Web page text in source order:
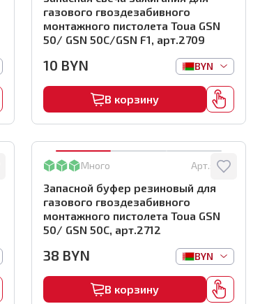
газового гвоздезабивного
монтажного пистолета Toua GSN
50/ GSN 50C/GSN F1, арт.2709
10 BYN BYN
В корзину
Много Арт.: 2712
Запасной буфер резиновый для
газового гвоздезабивного
монтажного пистолета Toua GSN
50/ GSN 50C, арт.2712
38 BYN BYN
В корзину